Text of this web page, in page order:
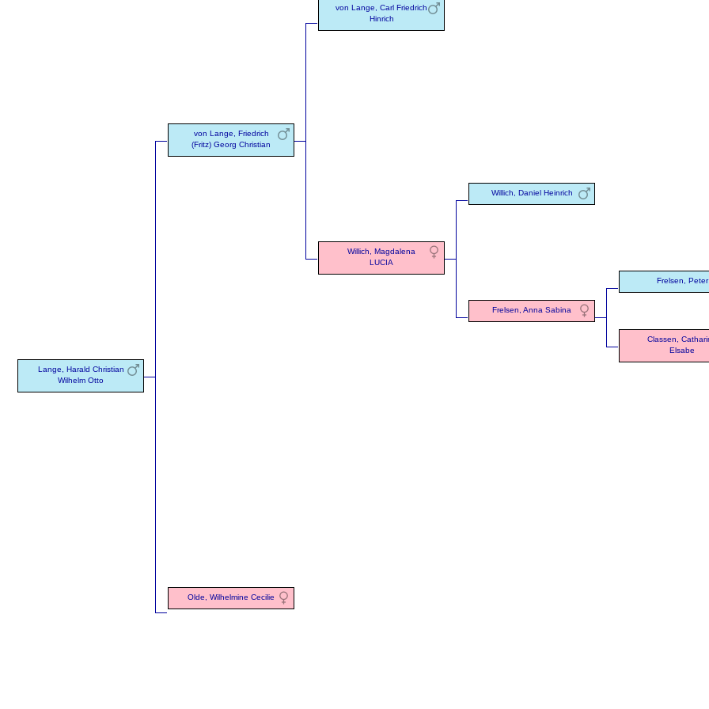
Lange, Harald Christian
Wilhelm Otto
von Lange, Friedrich
(Fritz) Georg Christian
von Lange, Carl Friedrich
Hinrich
Willich, Magdalena
LUCIA
Willich, Daniel Heinrich
Frelsen, Anna Sabina
Frelsen, Peter
Classen,
Elsabe
Olde, Wilhelmine Cecilie